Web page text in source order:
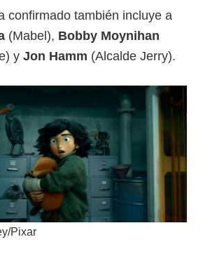
confirmado también incluye a
(Mabel), Bobby Moynihan
y Jon Hamm (Alcalde Jerry).
Pixar